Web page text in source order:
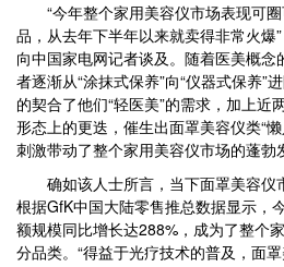
“今年整个家用美容仪市场表现可圈
品，从去年下半年以来就卖得非常火爆
向中国家电网记者谈及。随着医美概
者逐渐从“涂抹式保养”向“仪器式保养”
的契合了他们“轻医美”的需求，加上近
形态上的更迭，催生出面罩美容仪类“
刺激带动了整个家用美容仪市场的蓬勃
确如该人士所言，当下面罩美容仪
根据GfK中国大陆零售推总数据显示，
额规模同比增长达288%，成为了整个
分品类。“得益于光疗技术的普及，面